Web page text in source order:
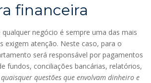
financeira
negócio é sempre uma das mais
exigem atenção. Neste caso, para o
será responsável por pagamentos
fundos, conciliações bancárias, relatórios,
quaisquer questões que envolvam dinheiro e